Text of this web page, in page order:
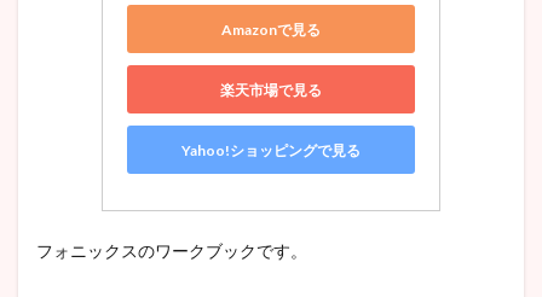
Amazonで見る
楽天市場で見る
Yahoo!ショッピングで見る
フォニックスのワークブックです。